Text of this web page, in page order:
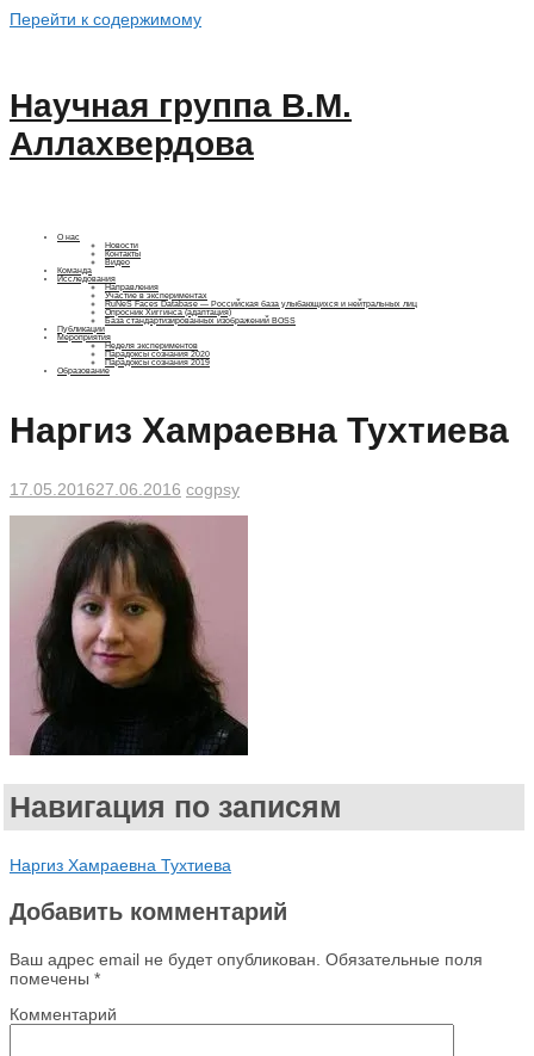
Перейти к содержимому
Научная группа В.М.
Аллахвердова
О нас
Новости
Контакты
Видео
Команда
Исследования
Направления
Участие в экспериментах
RuNeS Faces Database — Российская база улыбающихся и нейтральных лиц
Опросник Хиггинса (адаптация)
База стандартизированных изображений BOSS
Публикации
Мероприятия
Неделя экспериментов
Парадоксы сознания 2020
Парадоксы сознания 2019
Образование
Наргиз Хамраевна Тухтиева
17.05.201627.06.2016 cogpsy
Навигация по записям
Наргиз Хамраевна Тухтиева
Добавить комментарий
Ваш адрес email не будет опубликован. Обязательные поля
помечены *
Комментарий